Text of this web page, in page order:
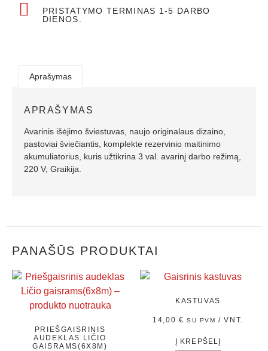
PRISTATYMO TERMINAS 1-5 DARBO
DIENOS.
Aprašymas
APRAŠYMAS
Avarinis išėjimo šviestuvas, naujo originalaus dizaino,
pastoviai šviečiantis, komplekte rezervinio maitinimo
akumuliatorius, kuris užtikrina 3 val. avarinį darbo režimą,
220 V, Graikija.
PANAŠŪS PRODUKTAI
PRIEŠGAISRINIS
AUDEKLAS LIČIO
GAISRAMS(6X8M)
KASTUVAS
14,00 € SU PVM / VNT.
Į KREPŠELĮ